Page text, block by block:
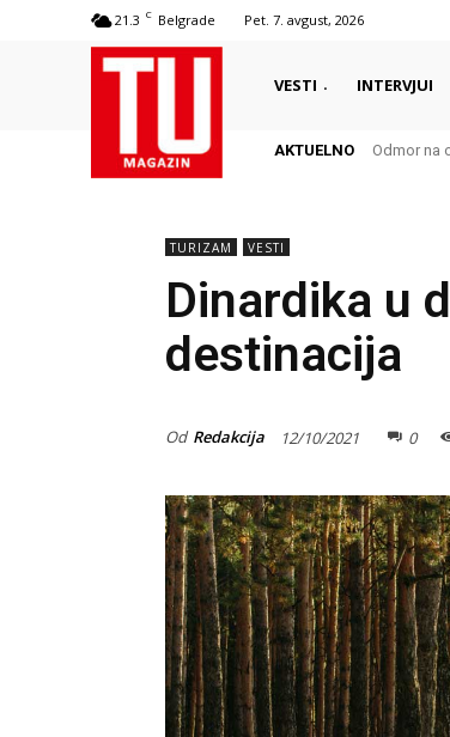
21.3 C Belgrade Pet. 7. avgust, 2026
VESTI INTERVJUI
AKTUELNO Odmor na
TURIZAM VESTI
Dinardika u
destinacija
Od Redakcija 12/10/2021 0